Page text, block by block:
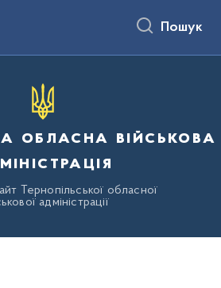
Пошук
обласна військова
Тернопільської обласної
адміністрації